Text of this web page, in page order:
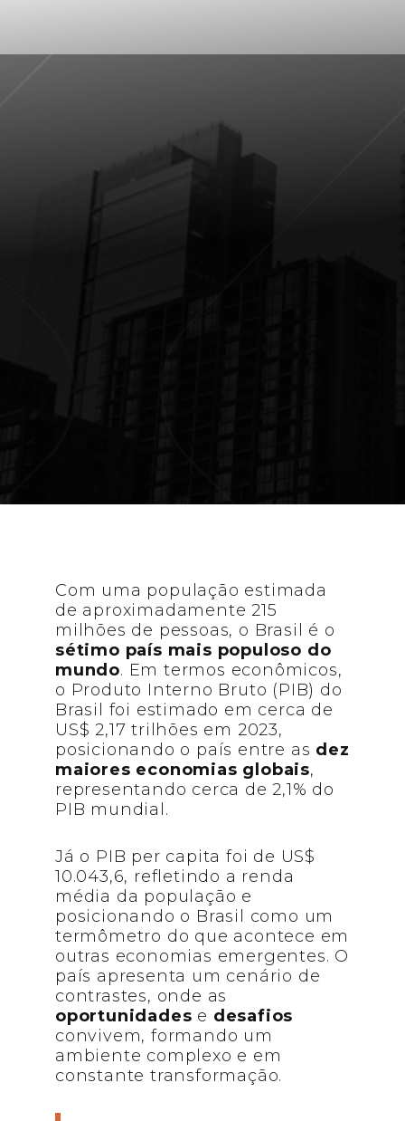
Com uma população estimada
de aproximadamente 215
milhões de pessoas, o Brasil é o
sétimo país mais populoso do
mundo. Em termos econômicos,
o Produto Interno Bruto (PIB) do
Brasil foi estimado em cerca de
US$ 2,17 trilhões em 2023,
posicionando o país entre as dez
maiores economias globais,
representando cerca de 2,1% do
PIB mundial.
Já o PIB per capita foi de US$
10.043,6, refletindo a renda
média da população e
posicionando o Brasil como um
termômetro do que acontece em
outras economias emergentes. O
país apresenta um cenário de
contrastes, onde as
oportunidades e desafios
convivem, formando um
ambiente complexo e em
constante transformação.